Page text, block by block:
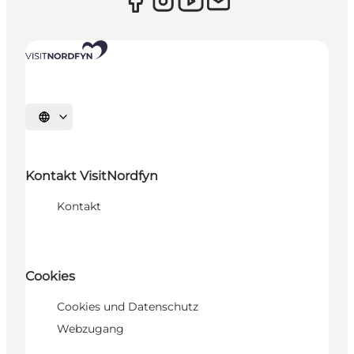
Sprache auswählen
Kontakt VisitNordfyn
Kontakt
Cookies
Cookies und Datenschutz
Webzugang